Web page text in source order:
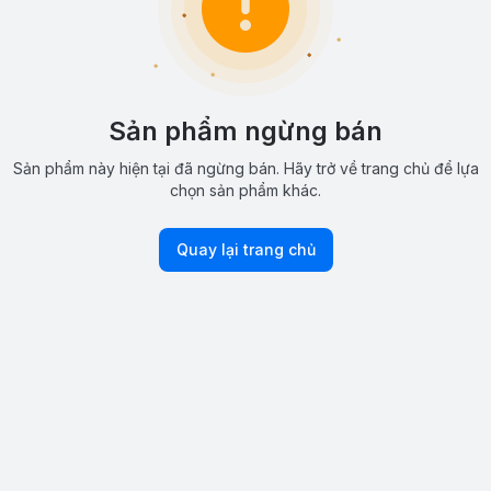
Sản phẩm ngừng bán
Sản phẩm này hiện tại đã ngừng bán. Hãy trở về trang chủ để lựa
chọn sản phẩm khác.
Quay lại trang chủ